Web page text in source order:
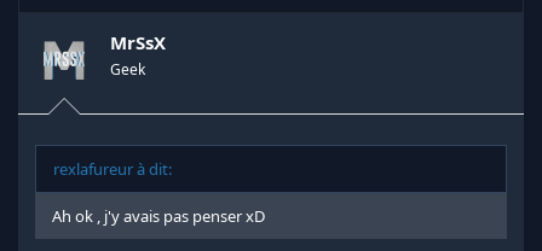
MrSsX
Geek
rexlafureur à dit:
Ah ok , j'y avais pas penser xD